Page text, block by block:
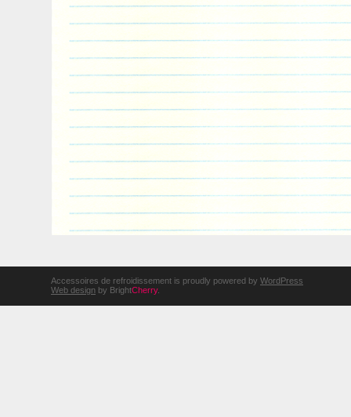
Accessoires de refroidissement is proudly powered by WordPress
Web design by BrightCherry.